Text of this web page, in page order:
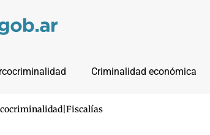
Criminalidad económica
Fiscalías